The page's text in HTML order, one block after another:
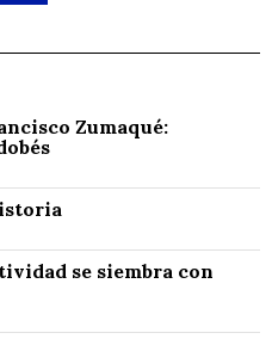
Zumaqué:
se siembra con